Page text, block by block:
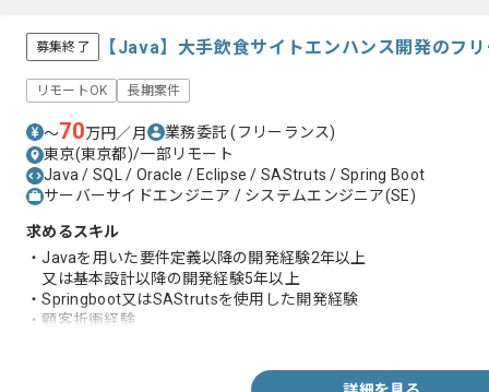
募集終了 【Java】大手飲食サイトエンハンス開発のフ
リモートOK 長期案件
〜70万円／月 業務委託(フリーランス)
東京(東京都)/一部リモート
Java / SQL / Oracle / Eclipse / SAStruts / Spring Boot
サーバーサイドエンジニア / システムエンジニア(SE)
求めるスキル
・Javaを用いた要件定義以降の開発経験2年以上
又は基本設計以降の開発経験5年以上
・Springboot又はSAStrutsを使用した開発経験
・顧客折衝経験